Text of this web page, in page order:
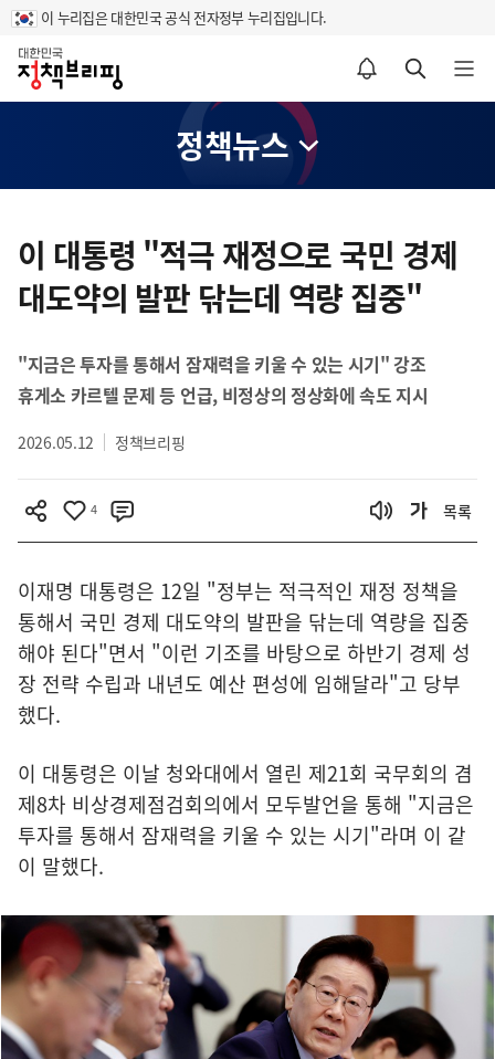
이 누리집은 대한민국 공식 전자정부 누리집입니다.
홈
알림설정 바로가기 검색 바로가기 메뉴 열기
정책뉴스
텐
츠
영
이 대통령 "적극 재정으로 국민 경제
대도약의 발판 닦는데 역량 집중"
"지금은 투자를 통해서 잠재력을 키울 수 있는 시기" 강조
휴게소 카르텔 문제 등 언급, 비정상의 정상화에 속도 지시
2026.05.12 정책브리핑
4 목록
이재명 대통령은 12일 "정부는 적극적인 재정 정책을
통해서 국민 경제 대도약의 발판을 닦는데 역량을 집중
해야 된다"면서 "이런 기조를 바탕으로 하반기 경제 성
장 전략 수립과 내년도 예산 편성에 임해달라"고 당부
했다.
이 대통령은 이날 청와대에서 열린 제21회 국무회의 겸
제8차 비상경제점검회의에서 모두발언을 통해 "지금은
투자를 통해서 잠재력을 키울 수 있는 시기"라며 이 같
이 말했다.